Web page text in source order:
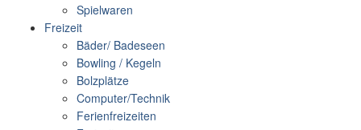
Spielwaren
Freizeit
Bäder/ Badeseen
Bowling / Kegeln
Bolzplätze
Computer/Technik
Ferienfreizeiten